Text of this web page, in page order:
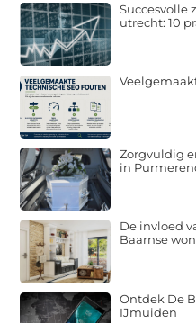
Succesvolle
utrecht: 10
Zorgvuldig
in
De invloed
Baarnse
Ontdek De
IJmuiden